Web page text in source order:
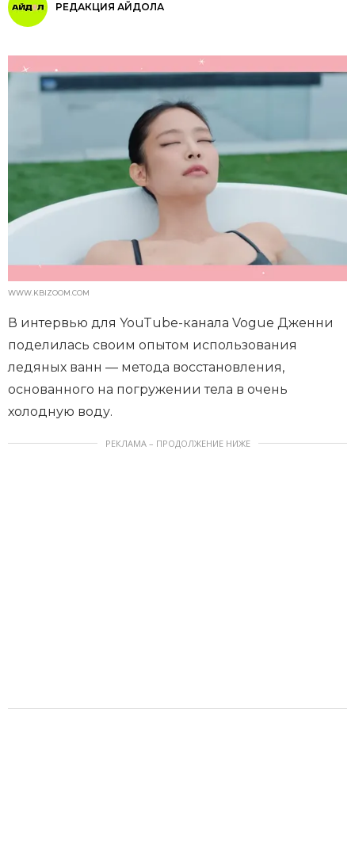
РЕДАКЦИЯ АЙДОЛА
WWW.KBIZOOM.COM
В интервью для YouTube-канала Vogue Дженни
поделилась своим опытом использования
ледяных ванн — метода восстановления,
основанного на погружении тела в очень
холодную воду.
РЕКЛАМА – ПРОДОЛЖЕНИЕ НИЖЕ